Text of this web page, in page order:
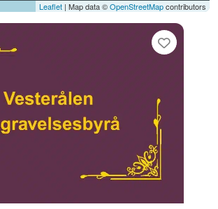
Leaflet | Map data ©OpenStreetMapcontributors